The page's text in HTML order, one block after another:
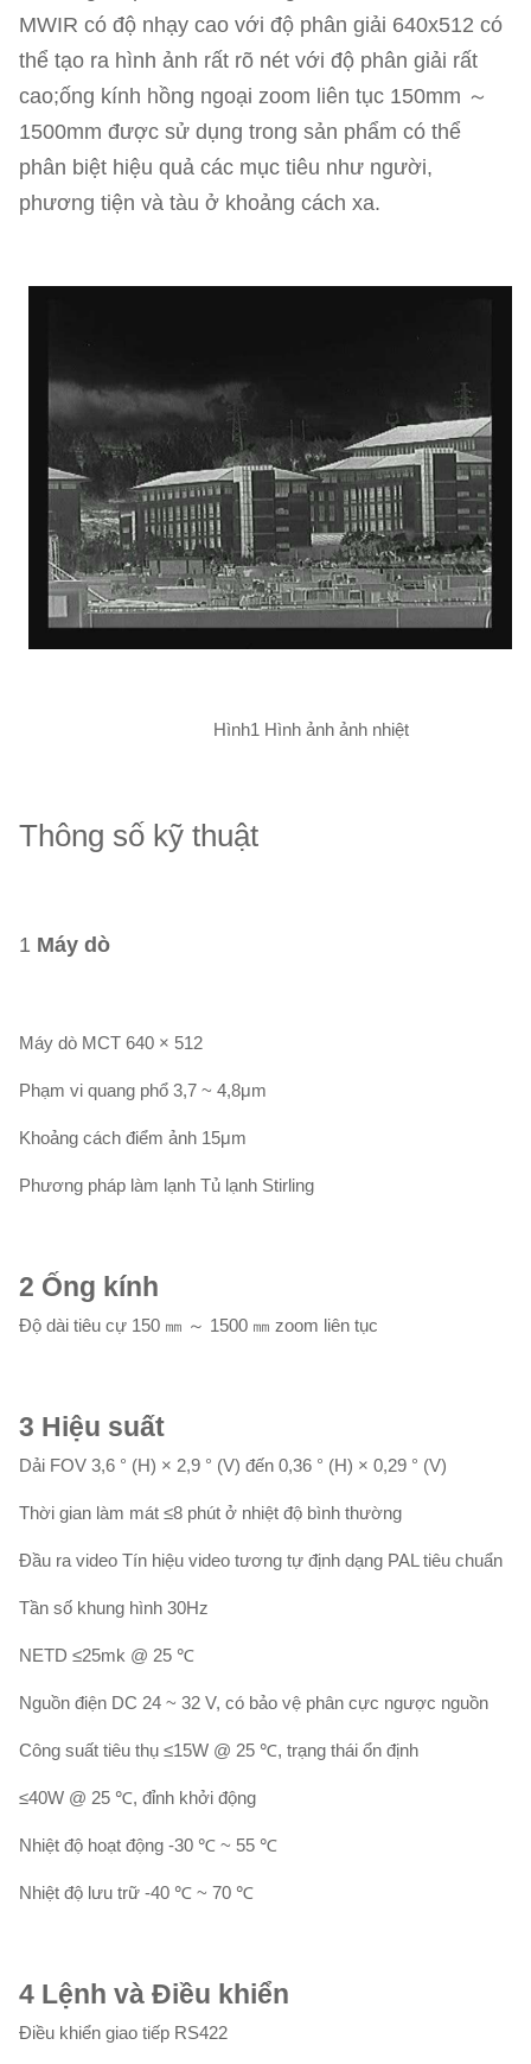
MWIR có độ nhạy cao với độ phân giải 640x512 có
thể tạo ra hình ảnh rất rõ nét với độ phân giải rất
cao;ống kính hồng ngoại zoom liên tục 150mm ～
1500mm được sử dụng trong sản phẩm có thể
phân biệt hiệu quả các mục tiêu như người,
phương tiện và tàu ở khoảng cách xa.
Hình1 Hình ảnh ảnh nhiệt
Thông số kỹ thuật
1 Máy dò
Máy dò MCT 640 × 512
Phạm vi quang phổ 3,7 ~ 4,8μm
Khoảng cách điểm ảnh 15μm
Phương pháp làm lạnh Tủ lạnh Stirling
2 Ống kính
Độ dài tiêu cự 150 ㎜ ～ 1500 ㎜ zoom liên tục
3 Hiệu suất
Dải FOV 3,6 ° (H) × 2,9 ° (V) đến 0,36 ° (H) × 0,29 ° (V)
Thời gian làm mát ≤8 phút ở nhiệt độ bình thường
Đầu ra video Tín hiệu video tương tự định dạng PAL tiêu chuẩn
Tần số khung hình 30Hz
NETD ≤25mk @ 25 ℃
Nguồn điện DC 24 ~ 32 V, có bảo vệ phân cực ngược nguồn
Công suất tiêu thụ ≤15W @ 25 ℃, trạng thái ổn định
≤40W @ 25 ℃, đỉnh khởi động
Nhiệt độ hoạt động -30 ℃ ~ 55 ℃
Nhiệt độ lưu trữ -40 ℃ ~ 70 ℃
4 Lệnh và Điều khiển
Điều khiển giao tiếp RS422